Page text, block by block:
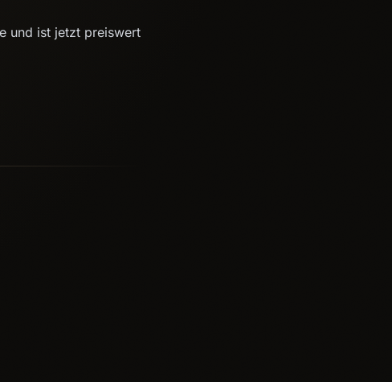
und ist jetzt preiswert